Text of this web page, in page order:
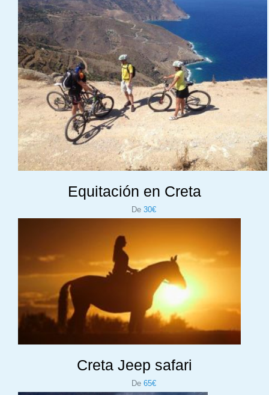
Equitación en Creta
De30€
Creta Jeep safari
De65€